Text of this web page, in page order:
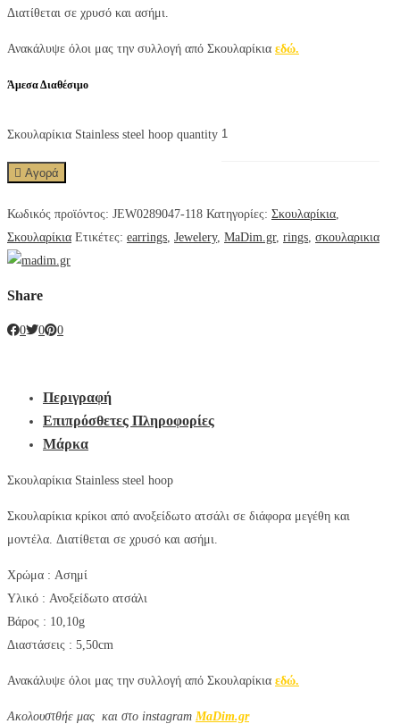
Διατίθεται σε χρυσό και ασήμι.
Ανακάλυψε όλοι μας την συλλογή από Σκουλαρίκια εδώ.
Άμεσα Διαθέσιμο
Σκουλαρίκια Stainless steel hoop quantity
Αγορά
Κωδικός προϊόντος: JEW0289047-118 Κατηγορίες: Σκουλαρίκια
Σκουλαρίκια Ετικέτες: earrings Jewelery, MaDim.gr, rings σκουλαρικια
Share
0 0 0
Περιγραφή
Επιπρόσθετες Πληροφορίες
Μάρκα
Σκουλαρίκια Stainless steel hoop
Σκουλαρίκια κρίκοι από ανοξείδωτο ατσάλι σε διάφορα μεγέθη και
μοντέλα. Διατίθεται σε χρυσό και ασήμι.
Χρώμα : Ασημί
Υλικό : Ανοξείδωτο ατσάλι
Βάρος : 10,10g
Διαστάσεις : 5,50cm
Ανακάλυψε όλοι μας την συλλογή από Σκουλαρίκια εδώ.
Aκολουστθήε μας και στο instagram MaDim.gr